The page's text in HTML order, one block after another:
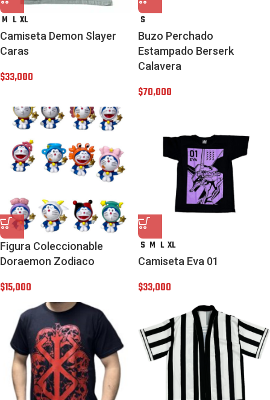
M L XL
Camiseta Demon Slayer
Caras
$33,000
S
Buzo Perchado
Estampado Berserk
Calavera
$70,000
Figura Coleccionable
Doraemon Zodiaco
$15,000
S M L XL
Camiseta Eva 01
$33,000